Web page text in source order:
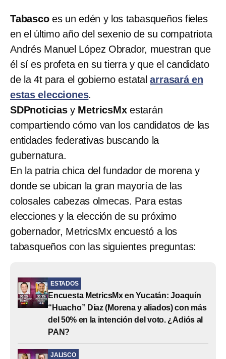
Tabascoes un edén y los tabasqueños fieles
en el último año del sexenio de su compatriota
Andrés Manuel López Obrador, muestran que
él sí es profeta en su tierra y que el candidato
de la 4t para el gobierno estatalarrasará en
estas elecciones.
SDPnoticiasy MetricsMxestarán
compartiendo cómo van los candidatos de las
entidades federativas buscando la
gubernatura.
En la patria chica del fundador de morena y
donde se ubican la gran mayoría de las
colosales cabezas olmecas. Para estas
elecciones y la elección de su próximo
gobernador, MetricsMx encuestó a los
tabasqueños con las siguientes preguntas:
ESTADOS
Encuesta MetricsMx en Yucatán: Joaquín
“Huacho” Díaz (Morena y aliados) con más
del 50% en la intención del voto. ¿Adiós al
PAN?
JALISCO